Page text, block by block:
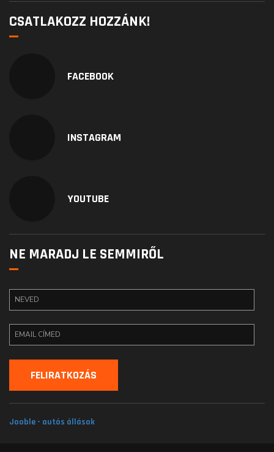
CSATLAKOZZ HOZZÁNK!
FACEBOOK
INSTAGRAM
YOUTUBE
NE MARADJ LE SEMMIRŐL
Jooble - autós állások